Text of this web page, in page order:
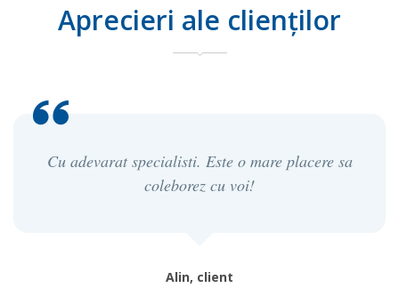
Aprecieri ale clienților
Cu adevarat specialisti. Este o mare placere sa
coleborez cu voi!
Alin, client